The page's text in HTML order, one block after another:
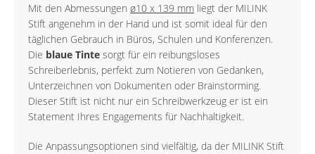
Mit den Abmessungen ø10 x 139 mm liegt der MILINK
Stift angenehm in der Hand und ist somit ideal für den
täglichen Gebrauch in Büros, Schulen und Konferenzen.
Die blaue Tinte sorgt für ein reibungsloses
Schreiberlebnis, perfekt zum Notieren von Gedanken,
Unterzeichnen von Dokumenten oder Brainstorming.
Dieser Stift ist nicht nur ein Schreibwerkzeug er ist ein
Statement Ihres Engagements für Nachhaltigkeit.
Die Anpassungsoptionen sind vielfältig, da der MILINK Stift